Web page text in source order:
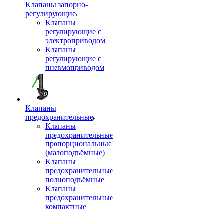
Клапаны запорно-
регулирующие
Клапаны
регулирующие с
электроприводом
Клапаны
регулирующие с
пневмоприводом
Клапаны
предохранительные
Клапаны
предохранительные
пропорциональные
(малоподъёмные)
Клапаны
предохранительные
полноподъёмные
Клапаны
предохранительные
компактные